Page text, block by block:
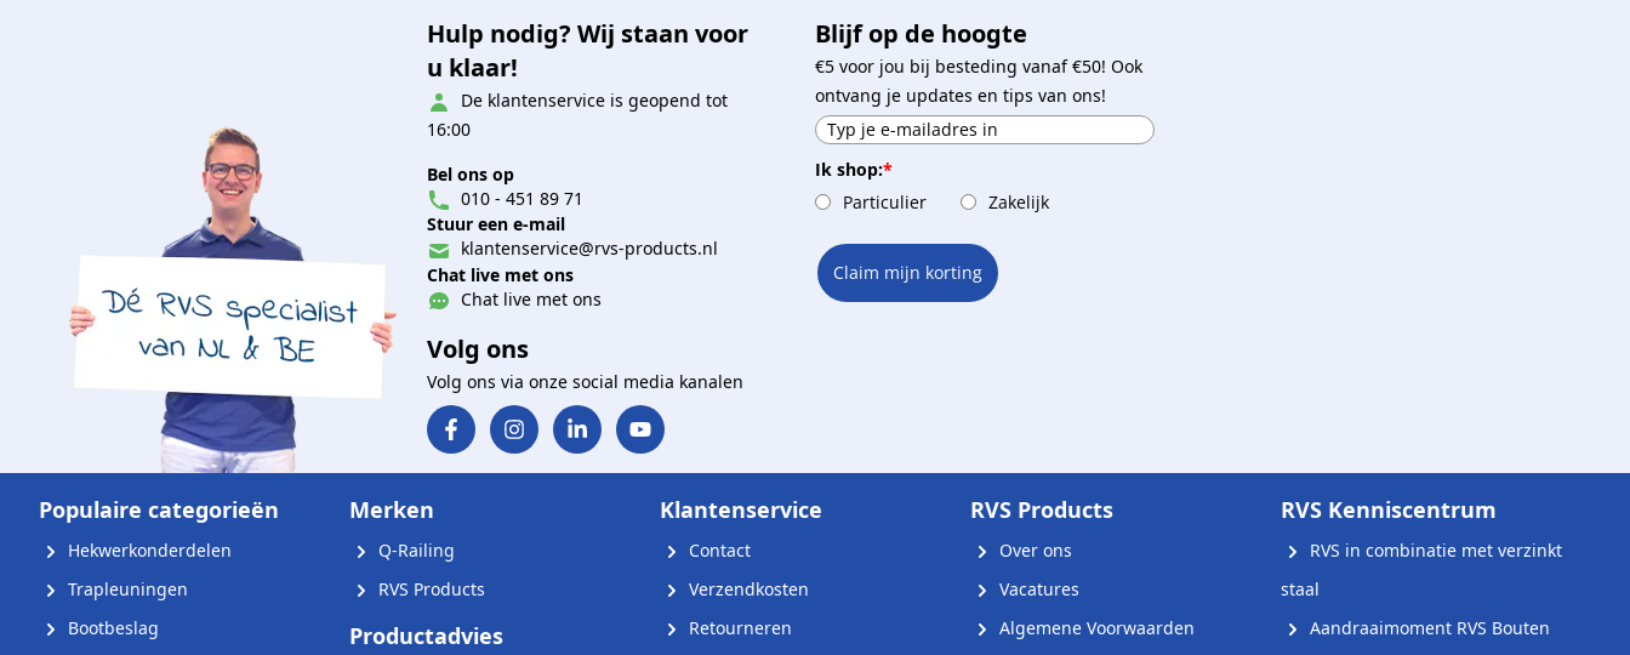
Hulp nodig? Wij staan voor
u klaar!
De klantenservice is geopend tot
16:00
Bel ons op
010 - 451 89 71
Stuur een e-mail
klantenservice@rvs-products.nl
Chat live met ons
Chat live met ons
Volg ons
Volg ons via onze social media kanalen
Blijf op de hoogte
€5 voor jou bij besteding vanaf €50! Ook
ontvang je updates en tips van ons!
Ik shop:*
Particulier
Zakelijk
Claim mijn korting
Populaire categorieën
Hekwerkonderdelen
Trapleuningen
Bootbeslag
Merken
Q-Railing
RVS Products
Productadvies
Klantenservice
Contact
Verzendkosten
Retourneren
RVS Products
Over ons
Vacatures
Algemene Voorwaarden
RVS Kenniscentrum
RVS in combinatie met verzinkt
staal
Aandraaimoment RVS Bouten